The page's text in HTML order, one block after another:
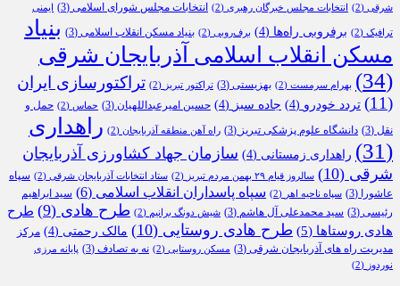
شرقی (2) انتخابات مجلس خبرگان رهبری (2) انتخابات مجلس شورای اسلامی (3) ایمنی
ترافیک (2) برفروبی راه‌ها (4) برف‌روبی (2) بنیاد مسکن انقلاب اسلامی (3)
بنیاد
مسکن انقلاب اسلامی آذربایجان شرقی
(34)
بهرام سرمست (2) بهزیستی (3) تراکتور تبریز (2)
تراکتورسازی ایران
(11)
تردد خودرو (4) جاده سبز (4) حسین امیرعبداللهیان (3) حماس (2)
حمل و
نقل (3) دانشگاه علوم پزشکی تبریز (3) راه آهن منطقه آذربایجان (2)
راهداری
(31)
راهداری زمستانی (4)
سازمان جهاد کشاورزی آذربایجان
شرقی (10) سالروز قیام ۲۹ بهمن مردم تبریز (2) ستاد انتخابات آذربایجان شرقی (2)
سپاه
عاشورا
(3) سپاه ناحیه اهر (2) سپاه پاسداران انقلاب اسلامی (6)
سید ابراهیم
رئیسی (3) سید محمدعلی آل هاشم (3) شیش دونگ برانیم (2) طرح هادی (9)
طرح
هادی روستاها (5) طرح هادی روستایی (10) مالک رحمتی (4)
مرکز
مدیریت راه های آذربایجان شرقی (3) مسکن روستایی (2) نه به تصادف (3)
پایانه مرزی
نوردوز (2)